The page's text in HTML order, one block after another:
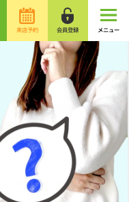
来店予約 会員登録 メニュー